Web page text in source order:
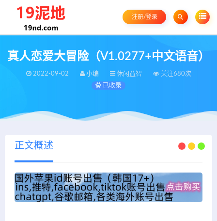
注册/登录
真人恋爱大冒险（V1.0277+中文语音）
2022-09-02 小编 休闲益智
关注680次
已收录
正文概述